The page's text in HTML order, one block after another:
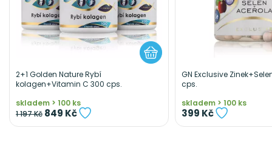
2+1 Golden Nature Rybí
kolagen+Vitamin C 300 cps.
skladem > 100 ks
1 197 Kč 849 Kč
GN Exclusive
cps.
skladem > 100 ks
399 Kč